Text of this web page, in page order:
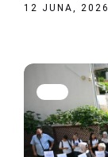
12 JUNA, 2026